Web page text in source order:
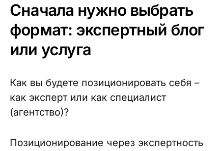
Сначала нужно выбрать
формат: экспертный блог
или услуга
Как вы будете позиционировать себя –
как эксперт или как специалист
(агентство)?
Позиционирование через экспертность